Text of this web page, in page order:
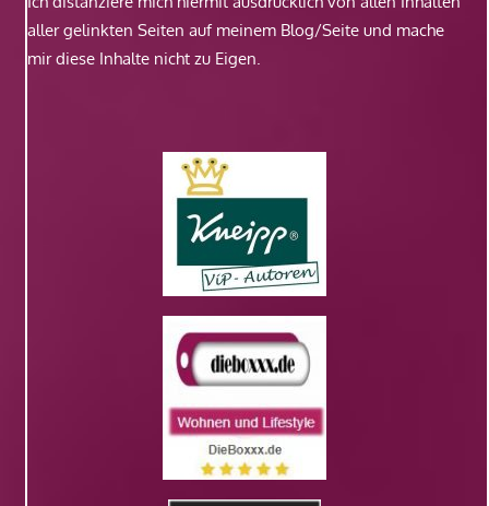
aller gelinkten Seiten auf meinem Blog/Seite und mache
mir diese Inhalte nicht zu Eigen.